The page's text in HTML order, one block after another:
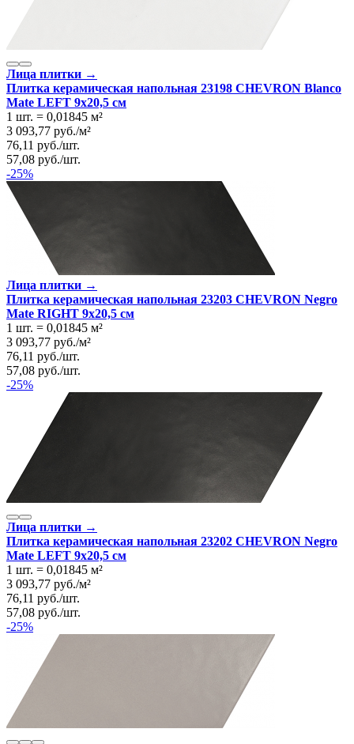
Лица плитки →
Плитка керамическая напольная 23198 CHEVRON Blanco
Mate LEFT 9х20,5 см
1 шт. = 0,01845 м²
3 093,77 руб./м²
76,11 руб./шт.
57,08 руб./шт.
-25%
Лица плитки →
Плитка керамическая напольная 23203 CHEVRON Negro
Mate RIGHT 9х20,5 см
1 шт. = 0,01845 м²
3 093,77 руб./м²
76,11 руб./шт.
57,08 руб./шт.
-25%
Лица плитки →
Плитка керамическая напольная 23202 CHEVRON Negro
Mate LEFT 9х20,5 см
1 шт. = 0,01845 м²
3 093,77 руб./м²
76,11 руб./шт.
57,08 руб./шт.
-25%